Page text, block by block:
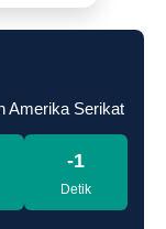
Amerika Serikat
-2
Detik